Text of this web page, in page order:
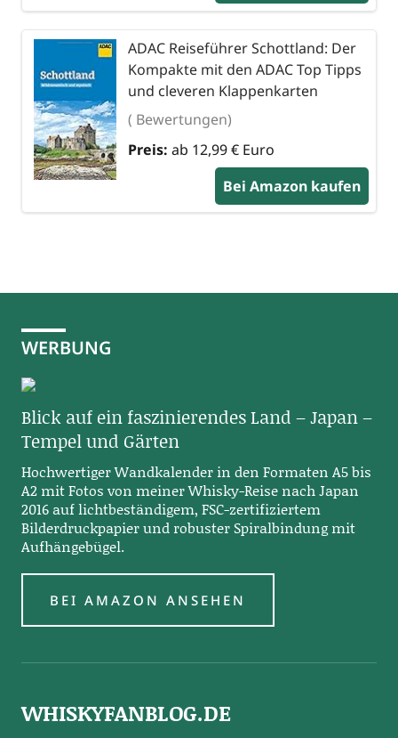
ADAC Reiseführer Schottland: Der
Kompakte mit den ADAC Top Tipps
und cleveren Klappenkarten
( Bewertungen)
Preis: ab 12,99 € Euro
Bei Amazon kaufen
WERBUNG
Blick auf ein faszinierendes Land – Japan –
Tempel und Gärten
Hochwertiger Wandkalender in den Formaten A5 bis
A2 mit Fotos von meiner Whisky-Reise nach Japan
2016 auf lichtbeständigem, FSC-zertifiziertem
Bilderdruckpapier und robuster Spiralbindung mit
Aufhängebügel.
BEI AMAZON ANSEHEN
WHISKYFANBLOG.DE